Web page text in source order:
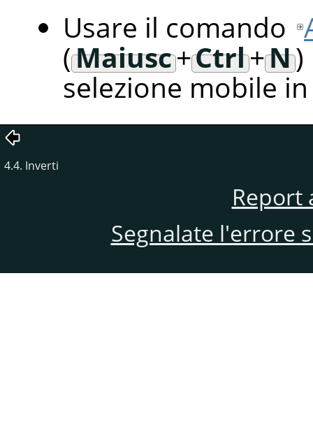
Usare il comando
(Maiusc+Ctrl+N)
selezione mobile
4.4. Inverti
Report
Segnalate l'errore